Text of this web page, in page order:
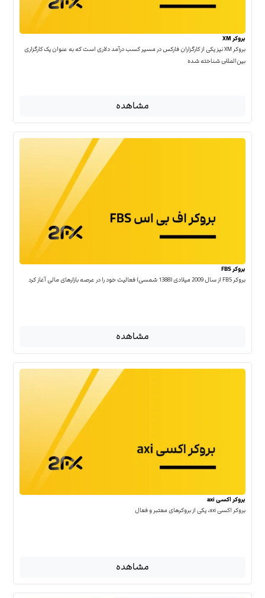
بروکر XM
بروکر XM نیز یکی از کارگزاران فارکس در مسیر کسب درآمد دلاری است که به عنوان یک کارگزاری
بین‌المللی شناخته شده
مشاهده
بروکر FBS
بروکر FBS از سال 2009 میلادی (1388 شمسی) فعالیت خود را در عرصه بازارهای مالی آغاز کرد
مشاهده
بروکر اکسی axi
بروکر اکسی axi، یکی از بروکرهای معتبر و فعال
مشاهده